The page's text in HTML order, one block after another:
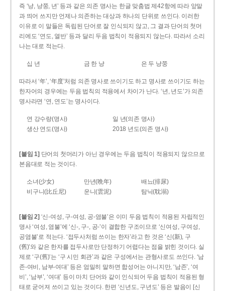
즉 ‘냥, 냥쭝, 년’ 등과 같은 의존 명사는 한글 맞춤법 제42항에 따라 앞말
과 띄어 쓰지만 언제나 의존하는 대상과 하나의 단위로 쓰인다. 이러한
이유로 이 말들은 독립된 단어로 잘 인식되지 않고, 그 결과 단어의 첫머
리에도 ‘연도, 열반’ 등과 달리 두음 법칙이 적용되지 않는다. 따라서 소리
나는 대로 적는다.
십 년 금 한 냥 은 두 냥쭝
따라서 ‘年’, ‘年度’처럼 의존 명사로 쓰이기도 하고 명사로 쓰이기도 하는
한자어의 경우에는 두음 법칙의 적용에서 차이가 난다. ‘년, 년도’가 의존
명사라면 ‘연, 연도’는 명사이다.
연 강수량(명사)
일 년(의존 명사)
생산 연도(명사)
2018 년도(의존 명사)
[붙임 1] 단어의 첫머리가 아닌 경우에는 두음 법칙이 적용되지 않으므로
본음대로 적는 것이다.
소녀(少女) 만년(晩年)
배뇨(排尿)
비구니(比丘尼)
운니(雲泥) 탐닉(耽溺)
[붙임 2] ‘신-여성, 구-여성, 공-염불’은 이미 두음 법칙이 적용된 자립적인
명사 ‘여성, 염불’에 ‘신-, 구-, 공-’이 결합한 구조이므로 ‘신여성, 구여성,
공염불’로 적는다. ‘접두사처럼 쓰이는 한자’라고 한 것은 ‘신(新), 구
(舊)’와 같은 한자를 접두사로만 단정하기 어렵다는 점을 밝힌 것이다. 실
제로 ‘구(舊)’는 ‘구 시민 회관’과 같은 구성에서는 관형사로도 쓰인다. ‘남
존­-여비, 남부-­여대’ 등은 엄밀히 말하면 합성어는 아니지만, ‘남존’, ‘여
비’, ‘남부’, ‘여대’ 등이 마치 단어와 같이 인식되어 두음 법칙이 적용된 형
태로 굳어져 쓰이고 있는 것이다. 한편 ‘신년도, 구년도’ 등은 발음이 [신